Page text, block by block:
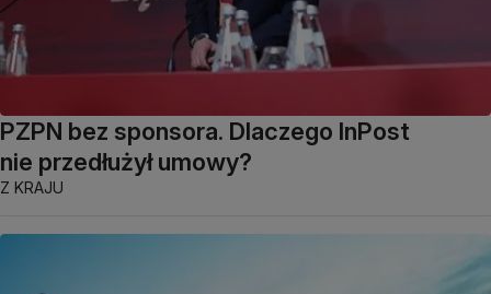
PZPN bez sponsora. Dlaczego InPost
nie przedłużył umowy?
Z KRAJU